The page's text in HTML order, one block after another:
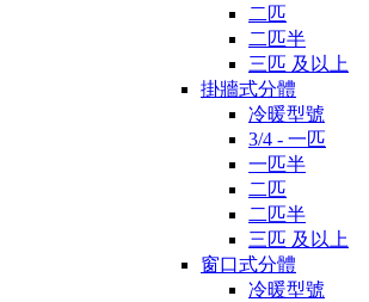
二匹
二匹半
三匹 及以上
掛牆式分體
冷暖型號
3/4 - 一匹
一匹半
二匹
二匹半
三匹 及以上
窗口式分體
冷暖型號